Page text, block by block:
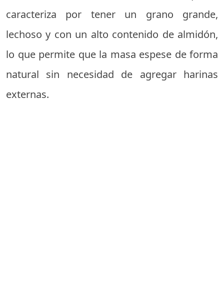
caracteriza por tener un grano grande,
lechoso y con un alto contenido de almidón,
lo que permite que la masa espese de forma
natural sin necesidad de agregar harinas
externas.